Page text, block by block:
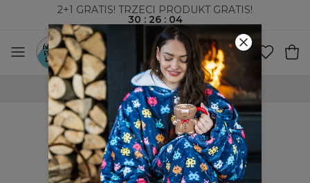
2+1 GRATIS! TRZECI PRODUKT GRATIS!
30 : 26: 04
100-DNIOWE PRAWO ZWROTU